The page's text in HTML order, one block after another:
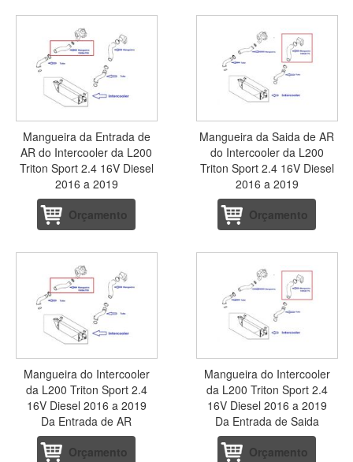
Mangueira da Entrada de
AR do Intercooler da L200
Triton Sport 2.4 16V Diesel
2016 a 2019
Orçamento
Mangueira da Saida de AR
do Intercooler da L200
Triton Sport 2.4 16V Diesel
2016 a 2019
Orçamento
Mangueira do Intercooler
da L200 Triton Sport 2.4
16V Diesel 2016 a 2019
Da Entrada de AR
Orçamento
Mangueira do Intercooler
da L200 Triton Sport 2.4
16V Diesel 2016 a 2019
Da Entrada de Saida
Orçamento